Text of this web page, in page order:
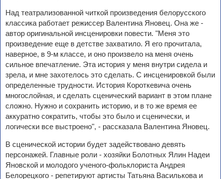
Над театрализованной читкой произведения белорусского
классика работает режиссер Валентина Яновец. Она же -
автор оригинальной инсценировки повести. "Меня это
произведение еще в детстве захватило. Я его прочитала,
наверное, в 9-м классе, и оно произвело на меня очень
сильное впечатление. Эта история у меня внутри сидела и
зрела, и мне захотелось это сделать. С инсценировкой были
определенные трудности. История Короткевича очень
многослойная, и сделать сценический вариант в этом плане
сложно. Нужно и сохранить историю, и в то же время ее
аккуратно сократить, чтобы это было и сценически, и
логически все выстроено", - рассказала Валентина Яновец.
В сценической истории будет задействовано девять
персонажей. Главные роли - хозяйки Болотных Ялин Надеи
Яновской и молодого ученого-фольклориста Андрея
Белорецкого - репетируют артисты Татьяна Василькова и